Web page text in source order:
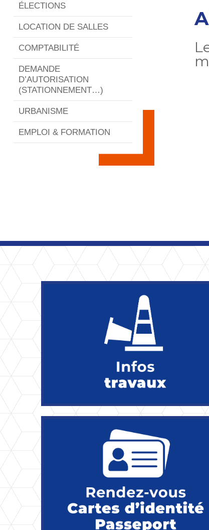
ÉLECTIONS
LOCATION DE SALLES
COMPTABILITÉ
DEMANDE
D’AUTORISATION
(STATIONNEMENT…)
URBANISME
EMPLOI & FORMATION